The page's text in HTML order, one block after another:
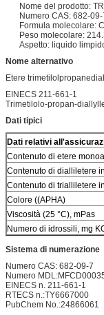
Nome del prodotto:
Numero CAS: 682-09-
Formula molecolare: C
Peso molecolare:
Aspetto: liquido
Nome alternativo
Etere
EINECS 211-661-1
Trimetilolo-propan-
Dati tipici
Dati relativi
Contenuto di etere
Contenuto di dialliletere
Contenuto di trialliletere
Colore ((APHA)
Viscosità (25 °C), mPas
Numero di idrossili, mg
Sistema di numerazione
Numero CAS: 682-09-7
Numero
EINECS n. 211-661-1
RTECS n.:TY6667000
PubChem No.:24866061